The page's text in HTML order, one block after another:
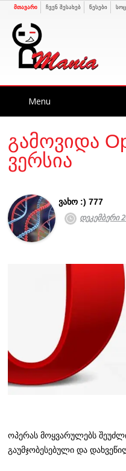
მთავარი ჩვენ შესახებ წესები
Menu
გამოვიდა
ვერსია
ვახო :) 777
დეკემბერი
ოპერას მოყვარულებს
გაუმჯობესებული და